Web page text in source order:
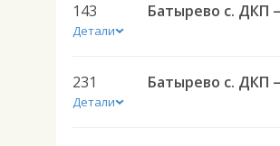
143
Детали
Батырево с. ДКП
231
Детали
Батырево с. ДКП